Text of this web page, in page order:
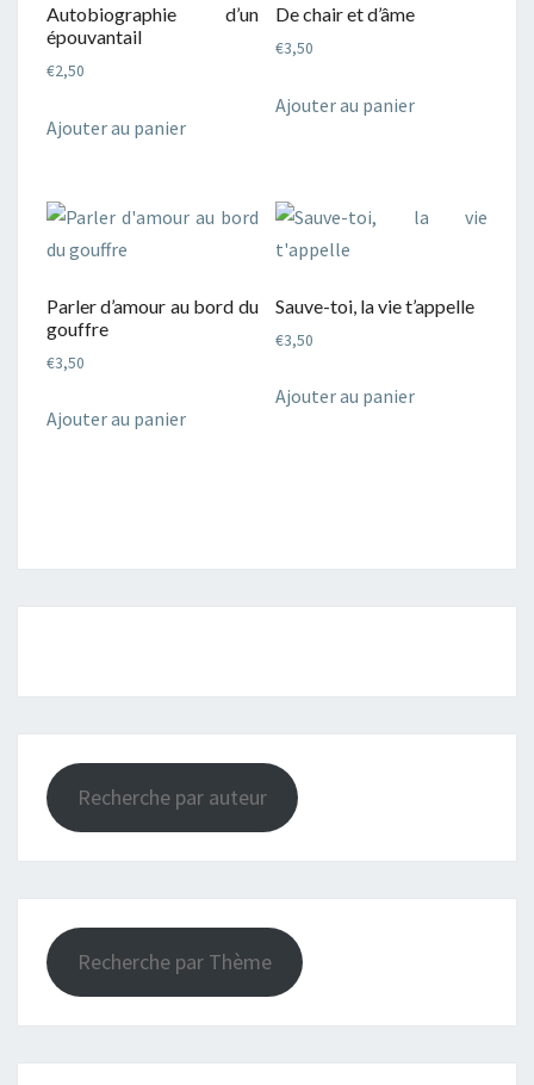
Autobiographie d’un
épouvantail
€2,50
Ajouter au panier
De chair et d’âme
€3,50
Ajouter au panier
Parler d’amour au bord du
gouffre
€3,50
Ajouter au panier
Sauve-toi, la vie t’appelle
€3,50
Ajouter au panier
Recherche par auteur
Recherche par Thème